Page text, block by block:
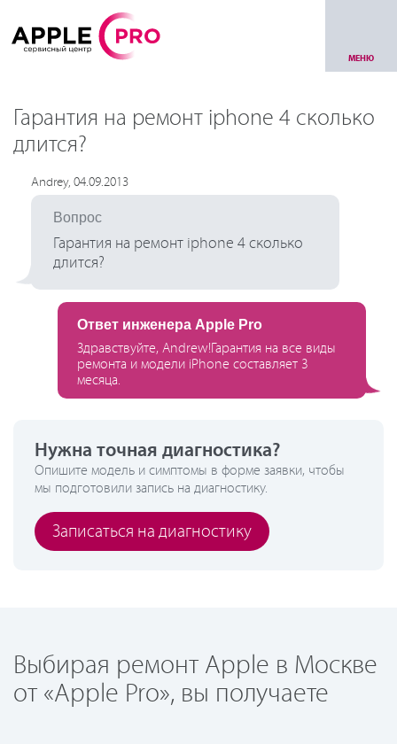
МЕНЮ
Гарантия на ремонт iphone 4 сколько
длится?
Andrey, 04.09.2013
Вопрос
Гарантия на ремонт iphone 4 сколько
длится?
Ответ инженера Apple Pro
Здравствуйте, Andrew!Гарантия на все виды
ремонта и модели iPhone составляет 3
месяца.
Нужна точная диагностика?
Опишите модель и симптомы в форме заявки, чтобы
мы подготовили запись на диагностику.
Записаться на диагностику
Выбирая ремонт Apple в Москве
от «Apple Pro», вы получаете